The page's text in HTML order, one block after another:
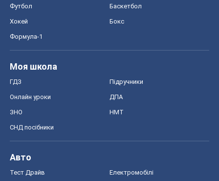
Футбол Баскетбол
Хокей Бокс
Формула-1
Моя школа
ГДЗ Підручники
Онлайн уроки ДПА
ЗНО НМТ
СНД посібники
Авто
Тест Драйв Електромобілі